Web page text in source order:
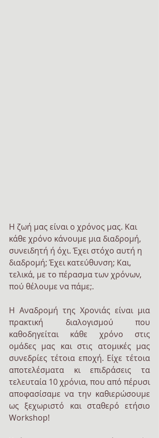
Η ζωή μας είναι ο χρόνος μας. Και
κάθε χρόνο κάνουμε μια διαδρομή,
συνειδητή ή όχι. Έχει στόχο αυτή η
διαδρομή; Έχει κατεύθυνση; Και,
τελικά, με το πέρασμα των χρόνων,
πού θέλουμε να πάμε;.
Η Αναδρομή της Χρονιάς είναι μια
πρακτική διαλογισμού που
καθοδηγείται κάθε χρόνο στις
ομάδες μας και στις ατομικές μας
συνεδρίες τέτοια εποχή. Είχε τέτοια
αποτελέσματα κι επιδράσεις τα
τελευταία 10 χρόνια, που από πέρυσι
αποφασίσαμε να την καθιερώσουμε
ως ξεχωριστό και σταθερό ετήσιο
Workshop!